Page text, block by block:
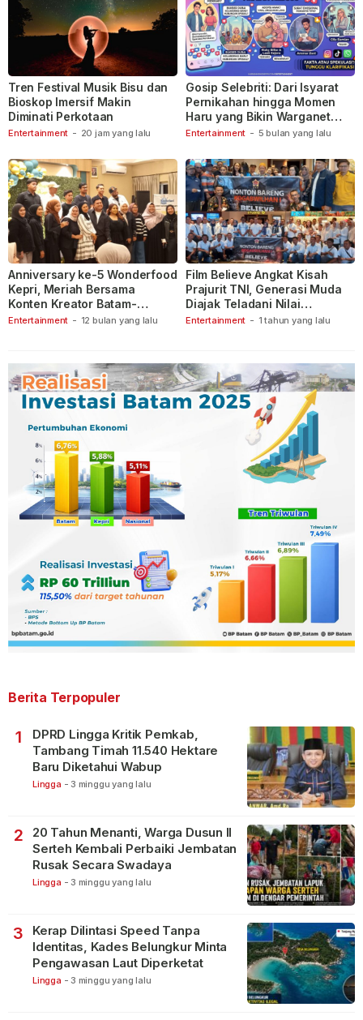
Entertainment - 20 jam yang lalu
Tren Festival Musik Bisu dan
Bioskop Imersif Makin
Diminati Perkotaan
Entertainment - 5 bulan yang lalu
Gosip Selebriti: Dari Isyarat
Pernikahan hingga Momen
Haru yang Bikin Warganet
Berspekulasi
Entertainment - 12 bulan yang lalu
Anniversary ke-5 Wonderfood
Kepri, Meriah Bersama
Konten Kreator Batam-
Tanjungpinang
Entertainment - 1 tahun yang lalu
Film Believe Angkat Kisah
Prajurit TNI, Generasi Muda
Diajak Teladani Nilai
Keberanian
Berita Terpopuler
1
DPRD Lingga Kritik Pemkab,
Tambang Timah 11.540 Hektare
Baru Diketahui Wabup
Lingga - 3 minggu yang lalu
2
20 Tahun Menanti, Warga Dusun II
Serteh Kembali Perbaiki Jembatan
Rusak Secara Swadaya
Lingga - 3 minggu yang lalu
3
Kerap Dilintasi Speed Tanpa
Identitas, Kades Belungkur Minta
Pengawasan Laut Diperketat
Lingga - 3 minggu yang lalu